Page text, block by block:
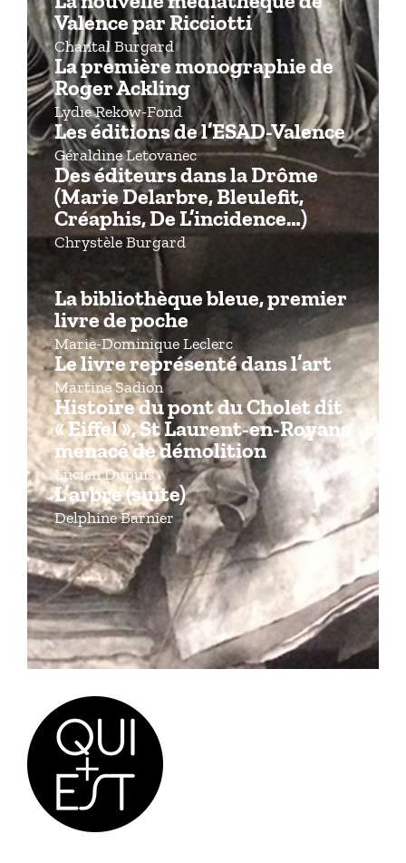
Valence par Ricciotti
Chantal Burgard
La première monographie de
Roger Ackling
Lydie Rekow-Fond
Les éditions de l’ESAD-Valence
Géraldine Letovanec
Des éditeurs dans la Drôme
(Marie Delarbre, Bleulefit,
Créaphis, De L’incidence…)
Chrystèle Burgard
La bibliothèque bleue, premier
livre de poche
Marie-Dominique Leclerc
Le livre représenté dans l’art
Martine Sadion
Histoire du pont du Cholet dit
« Eiffel », St Laurent-en-Royans
menacé de démolition
Lucien Dupuis
L’arbre (suite)
Delphine Barnier